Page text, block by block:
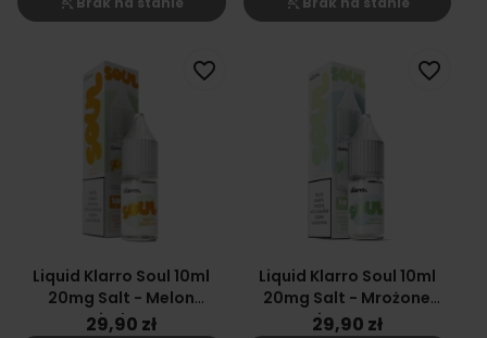
Liquid Klarro Soul 10ml
20mg Salt - Melon
Miodowy
29,90 zł
favorite_border
Liquid Klarro Soul 10ml
20mg Salt - Mrożone
Winogrono
29,90 zł
favorite_border